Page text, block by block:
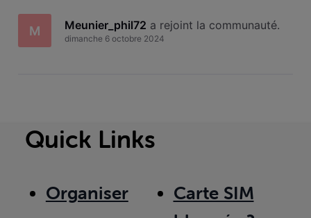
M Meunier_phil72 a rejoint la communauté.
dimanche 6 octobre 2024
Quick Links
Organiser
Carte SIM